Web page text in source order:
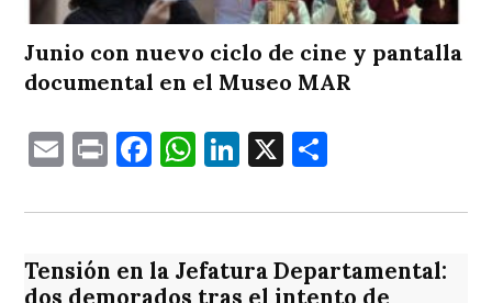
Junio con nuevo ciclo de cine y pantalla
documental en el Museo MAR
EmailPrintFacebook
WhatsApp
LinkedIn
X
Tensión en la Jefatura Departamental: